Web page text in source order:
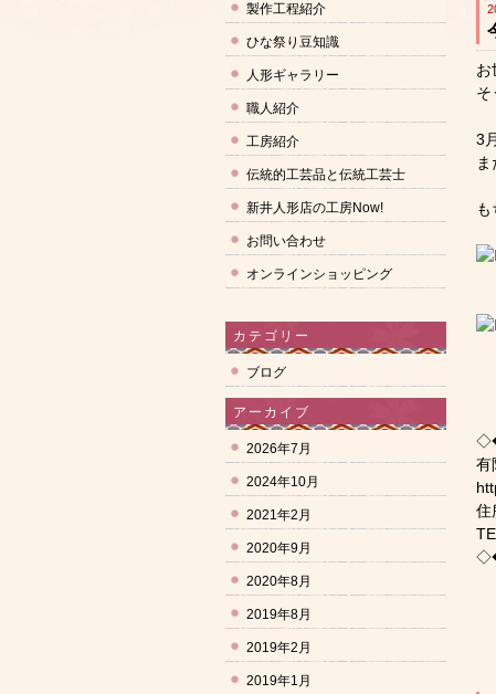
製作工程紹介
ひな祭り豆知識
人形ギャラリー
職人紹介
工房紹介
伝統的工芸品と伝統工芸士
新井人形店の工房Now!
お問い合わせ
オンラインショッピング
カテゴリー
ブログ
アーカイブ
2026年7月
2024年10月
2021年2月
2020年9月
2020年8月
2019年8月
2019年2月
2019年1月
お
そ
3
も
有
住